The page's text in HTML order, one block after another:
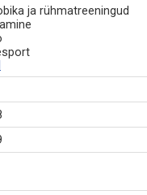
ja rühmatreeningud